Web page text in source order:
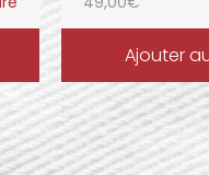
Ajouter